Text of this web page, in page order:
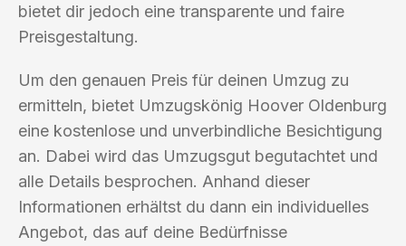
bietet dir jedoch eine transparente und faire
Preisgestaltung.
Um den genauen Preis für deinen Umzug zu
ermitteln, bietet Umzugskönig Hoover Oldenburg
eine kostenlose und unverbindliche Besichtigung
an. Dabei wird das Umzugsgut begutachtet und
alle Details besprochen. Anhand dieser
Informationen erhältst du dann ein individuelles
Angebot, das auf deine Bedürfnisse